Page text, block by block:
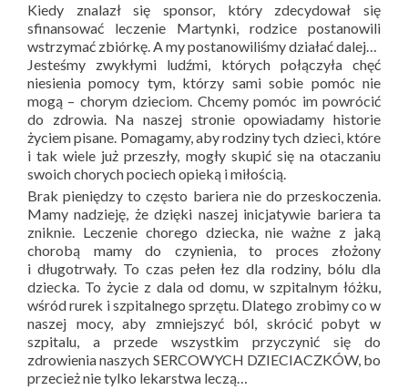
Kiedy znalazł się sponsor, który zdecydował się
sfinansować leczenie Martynki, rodzice postanowili
wstrzymać zbiórkę. A my postanowiliśmy działać dalej…
Jesteśmy zwykłymi ludźmi, których połączyła chęć
niesienia pomocy tym, którzy sami sobie pomóc nie
mogą – chorym dzieciom. Chcemy pomóc im powrócić
do zdrowia. Na naszej stronie opowiadamy historie
życiem pisane. Pomagamy, aby rodziny tych dzieci, które
i tak wiele już przeszły, mogły skupić się na otaczaniu
swoich chorych pociech opieką i miłością.
Brak pieniędzy to często bariera nie do przeskoczenia.
Mamy nadzieję, że dzięki naszej inicjatywie bariera ta
zniknie. Leczenie chorego dziecka, nie ważne z jaką
chorobą mamy do czynienia, to proces złożony
i długotrwały. To czas pełen łez dla rodziny, bólu dla
dziecka. To życie z dala od domu, w szpitalnym łóżku,
wśród rurek i szpitalnego sprzętu. Dlatego zrobimy co w
naszej mocy, aby zmniejszyć ból, skrócić pobyt w
szpitalu, a przede wszystkim przyczynić się do
zdrowienia naszych SERCOWYCH DZIECIACZKÓW, bo
przecież nie tylko lekarstwa leczą…